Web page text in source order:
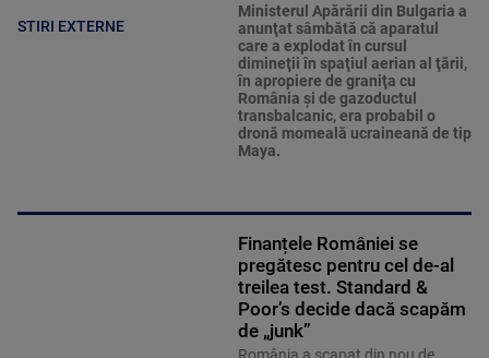
STIRI EXTERNE
Ministerul Apărării din Bulgaria a
anunţat sâmbătă că aparatul
care a explodat în cursul
dimineţii în spaţiul aerian al ţării,
în apropiere de graniţa cu
România şi de gazoductul
transbalcanic, era probabil o
dronă momeală ucraineană de tip
Maya.
Finanțele României se
pregătesc pentru cel de-al
treilea test. Standard &
Poor’s decide dacă scapăm
de „junk”